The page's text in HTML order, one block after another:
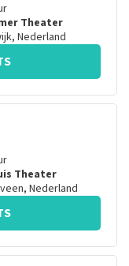
Theater
, Nederland
Theater
, Nederland